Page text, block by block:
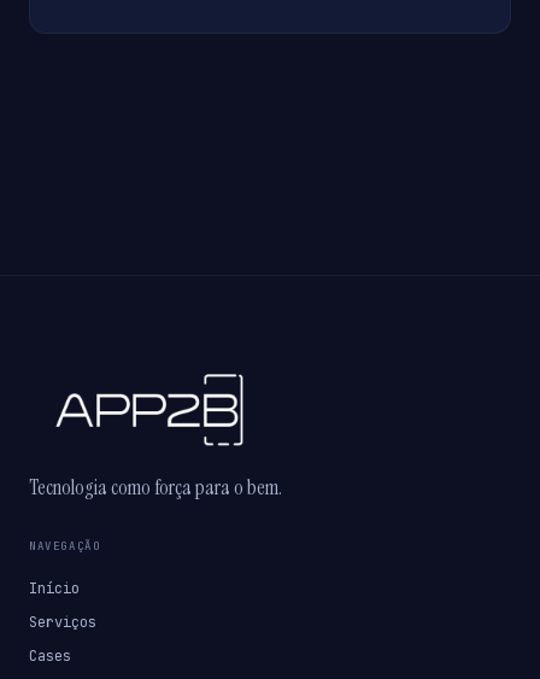
Tecnologia como força para o bem.
NAVEGAÇÃO
Início
Serviços
Cases